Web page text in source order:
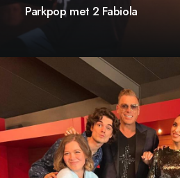
Parkpop met 2 Fabiola